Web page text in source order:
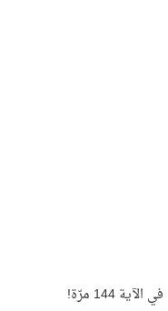
144 مرّة!